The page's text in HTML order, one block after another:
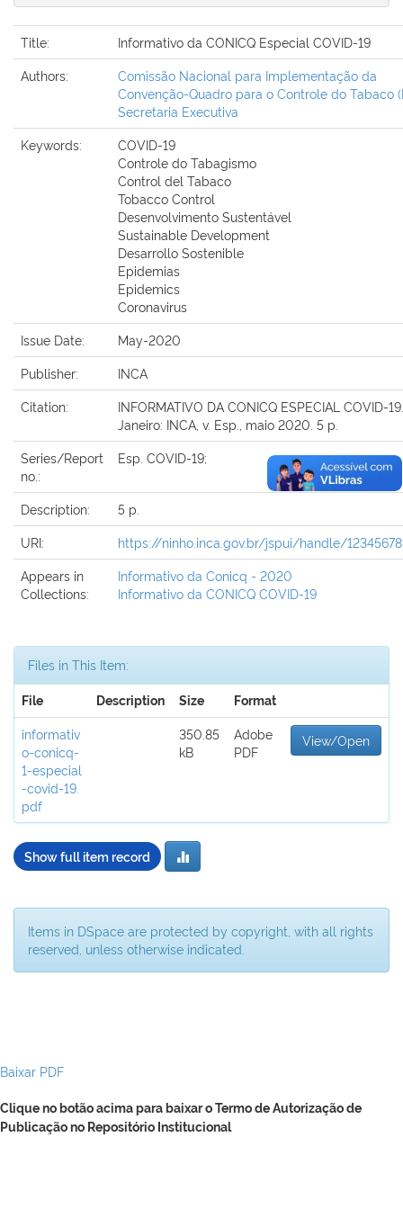
Title:
Informativo da CONICQ Especial COVID-19
Authors:
Comissão Nacional para Implementação da
Convenção-Quadro para o Controle do Tabaco
Secretaria Executiva
Keywords:
COVID-19
Controle do Tabagismo
Control del Tabaco
Tobacco Control
Desenvolvimento Sustentável
Sustainable Development
Desarrollo Sostenible
Epidemias
Epidemics
Coronavirus
Issue Date:
May-2020
Publisher:
INCA
Citation:
INFORMATIVO DA CONICQ ESPECIAL COVID-
Janeiro: INCA, v. Esp., maio 2020. 5 p.
Series/Report
no.:
Esp. COVID-19;
Description:
5 p.
URI:
https://ninho.inca.gov.br/jspui/handle/
Appears in
Collections:
Informativo da Conicq - 2020
Informativo da CONICQ COVID-19
Files in This Item:
File Description Size Format
informativ
o-conicq-
1-especial
-covid-19.
pdf
350.85
kB
Adobe
PDF
View/Open
Show full item record
Items in DSpace are protected by copyright, with all rights
reserved, unless otherwise indicated.
Baixar PDF
Clique no botão acima para baixar o Termo de Autorização de
Publicação no Repositório Institucional